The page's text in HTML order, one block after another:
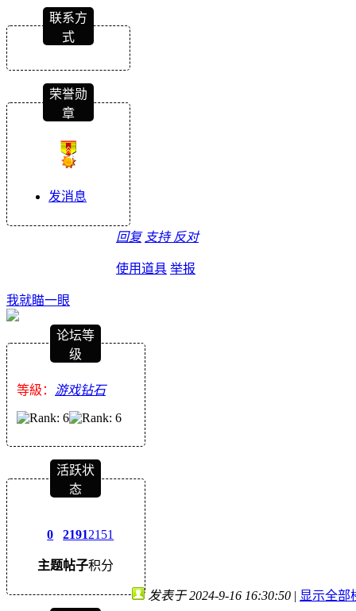
联系方
式
荣誉勋
章
发消息
回复 支持 反对
使用道具 举报
我就瞄一眼
论坛等
级
等級： 游戏钻石
活跃状
态
0
主题
2191
帖子
2151
积分
发表于 2024-9-16 16:30:50 | 显示全部